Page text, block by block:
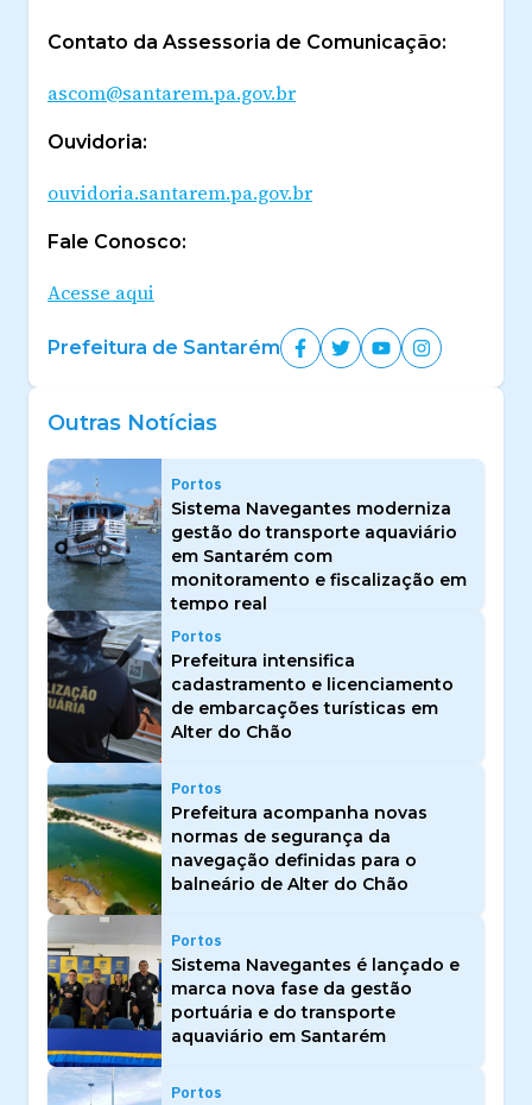
Contato da Assessoria de Comunicação:
ascom@santarem.pa.gov.br
Ouvidoria:
ouvidoria.santarem.pa.gov.br
Fale Conosco:
Acesse aqui
Prefeitura de Santarém
Outras Notícias
Portos
Sistema Navegantes moderniza
gestão do transporte aquaviário
em Santarém com
monitoramento e fiscalização em
tempo real
Portos
Prefeitura intensifica
cadastramento e licenciamento
de embarcações turísticas em
Alter do Chão
Portos
Prefeitura acompanha novas
normas de segurança da
navegação definidas para o
balneário de Alter do Chão
Portos
Sistema Navegantes é lançado e
marca nova fase da gestão
portuária e do transporte
aquaviário em Santarém
Portos